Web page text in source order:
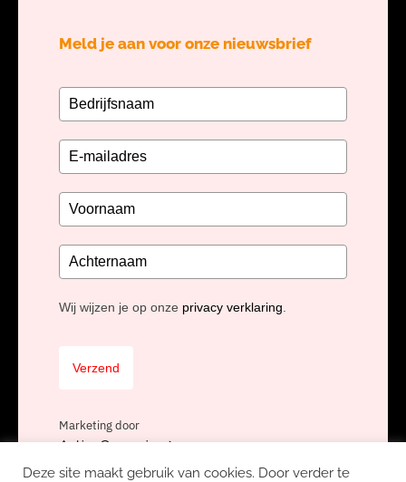
Meld je aan voor onze nieuwsbrief
Wij wijzen je op onze privacy verklaring.
Verzend
Marketing door
Deze site maakt gebruik van cookies. Door verder te